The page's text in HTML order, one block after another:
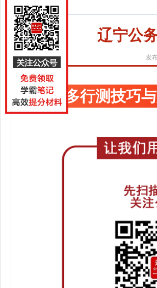
辽宁公
发
更多行测技巧